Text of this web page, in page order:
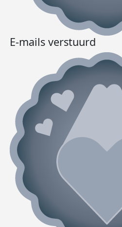
E-mails verstuurd